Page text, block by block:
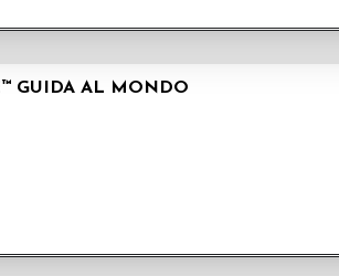
GUIDA AL MONDO